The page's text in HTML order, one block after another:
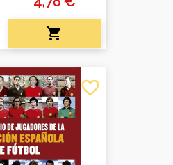

favorite_border